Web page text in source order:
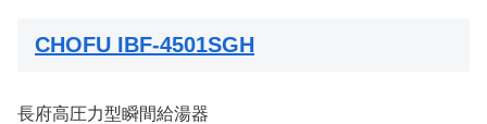
CHOFU IBF-4501SGH
長府高圧力型瞬間給湯器